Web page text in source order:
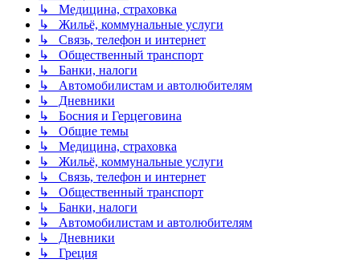
↳ Медицина, страховка
↳ Жильё, коммунальные услуги
↳ Связь, телефон и интернет
↳ Общественный транспорт
↳ Банки, налоги
↳ Автомобилистам и автолюбителям
↳ Дневники
↳ Босния и Герцеговина
↳ Общие темы
↳ Медицина, страховка
↳ Жильё, коммунальные услуги
↳ Связь, телефон и интернет
↳ Общественный транспорт
↳ Банки, налоги
↳ Автомобилистам и автолюбителям
↳ Дневники
↳ Греция